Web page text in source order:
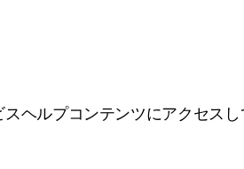
ヘルプコンテンツにアクセスし